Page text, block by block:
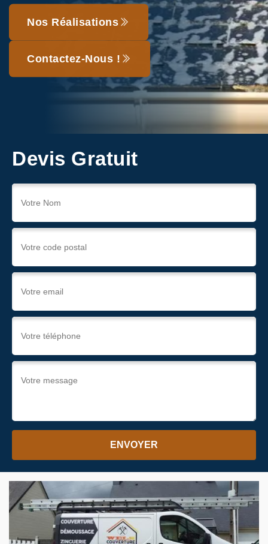
Nos Réalisations
Contactez-Nous !
Devis Gratuit